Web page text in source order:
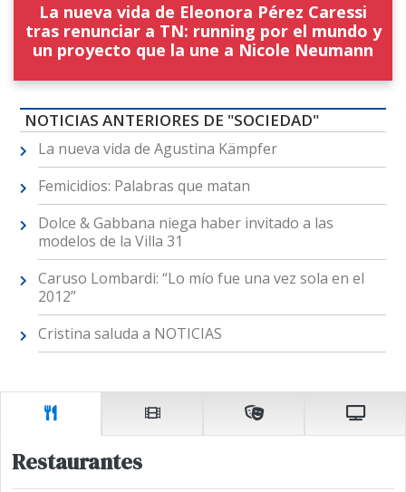
La nueva vida de Eleonora Pérez Caressi
tras renunciar a TN: running por el mundo y
un proyecto que la une a Nicole Neumann
NOTICIAS ANTERIORES DE "SOCIEDAD"
La nueva vida de Agustina Kämpfer
Femicidios: Palabras que matan
Dolce & Gabbana niega haber invitado a las
modelos de la Villa 31
Caruso Lombardi: “Lo mío fue una vez sola en el
2012”
Cristina saluda a NOTICIAS
Restaurantes